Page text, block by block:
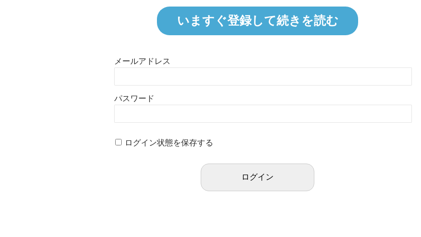
いますぐ登録して続きを読む
メールアドレス
パスワード
ログイン状態を保存する